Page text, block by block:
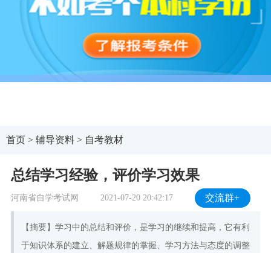
首页> 辅导资料> 自考教材
总结学习经验，评价学习效果
河南省自学考试网 2021-07-20 20:42:17 交流群+
【摘要】学习中的总结和评价，是学习的继续和提高，它有利
于知识体系的建立、解题规律的掌握、学习方法与态度的调整